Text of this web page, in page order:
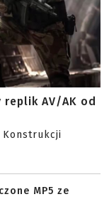
AV/AK od
Konstrukcji
MP5 ze